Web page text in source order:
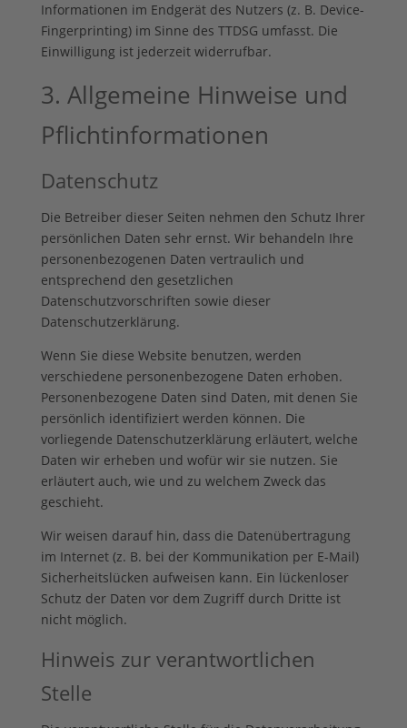
Informationen im Endgerät des Nutzers (z. B. Device-
Fingerprinting) im Sinne des TTDSG umfasst. Die
Einwilligung ist jederzeit widerrufbar.
3. Allgemeine Hinweise und
Pflicht­informationen
Datenschutz
Die Betreiber dieser Seiten nehmen den Schutz Ihrer
persönlichen Daten sehr ernst. Wir behandeln Ihre
personenbezogenen Daten vertraulich und
entsprechend den gesetzlichen
Datenschutzvorschriften sowie dieser
Datenschutzerklärung.
Wenn Sie diese Website benutzen, werden
verschiedene personenbezogene Daten erhoben.
Personenbezogene Daten sind Daten, mit denen Sie
persönlich identifiziert werden können. Die
vorliegende Datenschutzerklärung erläutert, welche
Daten wir erheben und wofür wir sie nutzen. Sie
erläutert auch, wie und zu welchem Zweck das
geschieht.
Wir weisen darauf hin, dass die Datenübertragung
im Internet (z. B. bei der Kommunikation per E-Mail)
Sicherheitslücken aufweisen kann. Ein lückenloser
Schutz der Daten vor dem Zugriff durch Dritte ist
nicht möglich.
Hinweis zur verantwortlichen
Stelle